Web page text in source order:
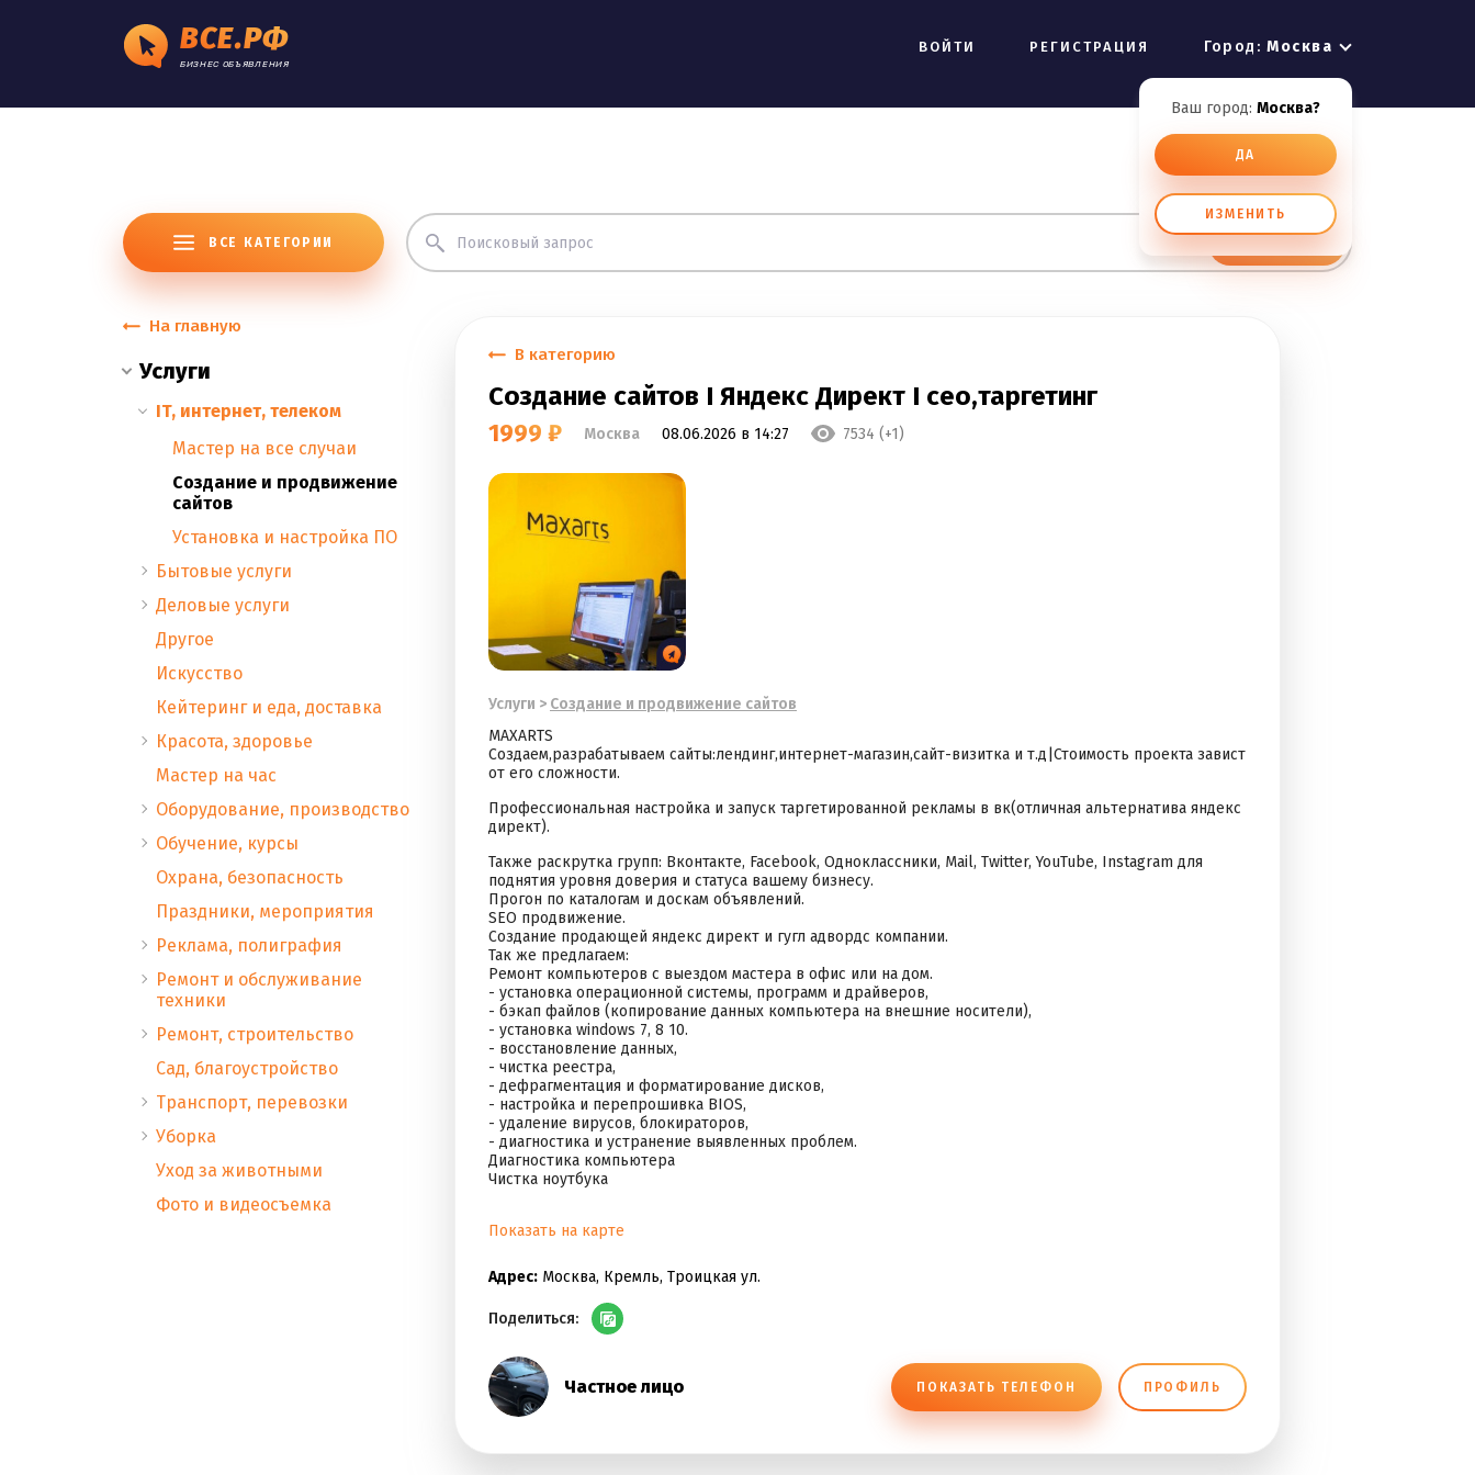
ВСЕ.РФ
БИЗНЕС ОБЪЯВЛЕНИЯ
ВОЙТИ РЕГИСТРАЦИЯ Город:Москва
Ваш город: Москва?
ДА
ИЗМЕНИТЬ
ВСЕ КАТЕГОРИИ
На главную
Услуги
IT, интернет, телеком
Мастер на все случаи
Cоздание и продвижение
сайтов
Установка и настройка ПО
Бытовые услуги
Деловые услуги
Другое
Искусство
Кейтеринг и еда, доставка
Красота, здоровье
Мастер на час
Оборудование, производство
Обучение, курсы
Охрана, безопасность
Праздники, мероприятия
Реклама, полиграфия
Ремонт и обслуживание
техники
Ремонт, строительство
Сад, благоустройство
Транспорт, перевозки
Уборка
Уход за животными
Фото и видеосъемка
В категорию
Создание сайтов I Яндекс Директ I сео,таргетинг
1999 ₽ Москва 08.06.2026 в 14:27 7534 (+1)
Услуги > Cоздание и продвижение сайтов
MAXARTS
Создаем,разрабатываем сайты:лендинг,интернет-магазин,сайт-визитка и т.д|Стоимость проекта завист
от его сложности.
Профессиональная настройка и запуск таргетированной рекламы в вк(отличная альтернатива яндекс
директ).
Также раскрутка групп: Вконтакте, Facebook, Однокласcники, Mail, Twitter, YouTube, Instagram для
поднятия уровня доверия и статуса вашему бизнесу.
Прогон по каталогам и доскам объявлений.
SEO продвижение.
Создание продающей яндекс директ и гугл адвордс компании.
Так же предлагаем:
Ремонт компьютеров с выездом мастера в офис или на дом.
- установка операционной системы, программ и драйверов,
- бэкап файлов (копирование данных компьютера на внешние носители),
- установка windows 7, 8 10.
- восстановление данных,
- чистка реестра,
- дефрагментация и форматирование дисков,
- настройка и перепрошивка BIOS,
- удаление вирусов, блокираторов,
- диагностика и устранение выявленных проблем.
Диагностика компьютера
Чистка ноутбука
Показать на карте
Адрес: Москва, Кремль, Троицкая ул.
Поделиться:
Частное лицо ПОКАЗАТЬ ТЕЛЕФОН ПРОФИЛЬ